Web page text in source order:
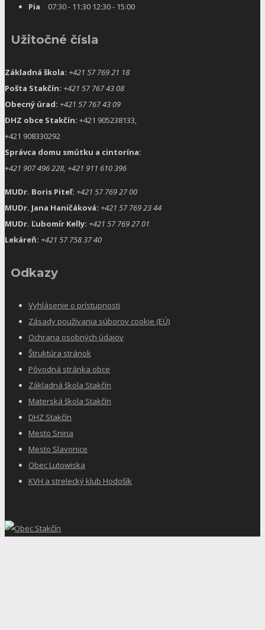
Pia 07:30 - 11:30 12:30 - 15:00
Užitočné čísla
Základná škola: +421 57 769 21 18
Pošta Stakčín: +421 57 767 43 08
Obecný úrad: +421 57 767 43 09
DHZ obce Stakčín: +421 905238133,
+421 908330292
Správca domu smútku a cintorína:
+421 907 496 228, +421 911 610 396
MUDr. Boris Piteľ: +421 57 769 27 00
MUDr. Jana Haničáková: +421 57 769 23 44
MUDr. Ľubomír Kelly: +421 57 769 27 01
Lekáreň: +421 57 758 37 40
Odkazy
Vyhlásenie o prístupnosti
Zásady používania súborov cookie (EÚ)
Ochrana osobných údajov
Štruktúra stránok
Pôvodná stránka obce
Základná škola Stakčín
Materská škola Stakčín
DHZ Stakčín
Mesto Snina
Mesto Slavonice
Obec Lutowiska
KVH a strelecký klub Hodošík